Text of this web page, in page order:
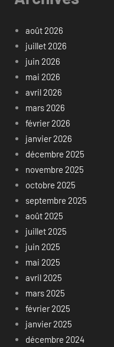
août 2026
juillet 2026
juin 2026
mai 2026
avril 2026
mars 2026
février 2026
janvier 2026
décembre 2025
novembre 2025
octobre 2025
septembre 2025
août 2025
juillet 2025
juin 2025
mai 2025
avril 2025
mars 2025
février 2025
janvier 2025
décembre 2024